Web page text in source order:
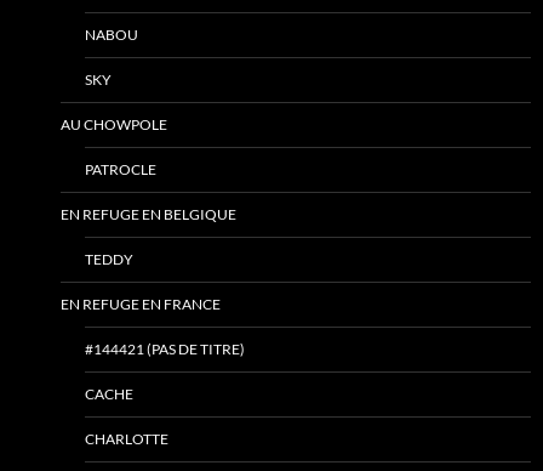
NABOU
SKY
AU CHOWPOLE
PATROCLE
EN REFUGE EN BELGIQUE
TEDDY
EN REFUGE EN FRANCE
#144421 (PAS DE TITRE)
CACHE
CHARLOTTE